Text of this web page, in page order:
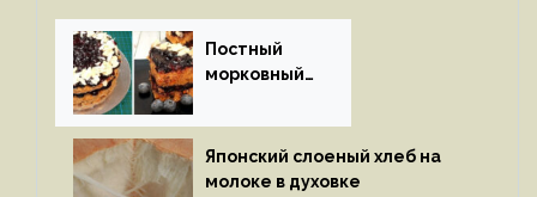
Постный
морковный
Японский слоеный хлеб на
молоке в духовке